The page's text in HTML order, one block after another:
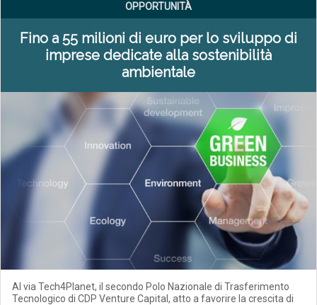
OPPORTUNITÀ
Fino a 55 milioni di euro per lo sviluppo di
imprese dedicate alla sostenibilità
ambientale
Al via Tech4Planet, il secondo Polo Nazionale di Trasferimento
Tecnologico di CDP Venture Capital, atto a favorire la crescita di